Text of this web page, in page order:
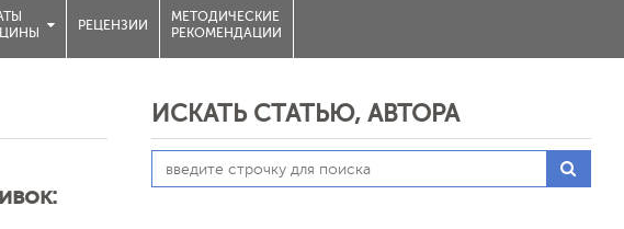
РЕЦЕНЗИИ
МЕТОДИЧЕСКИЕ
РЕКОМЕНДАЦИИ
ИСКАТЬ СТАТЬЮ, АВТОРА